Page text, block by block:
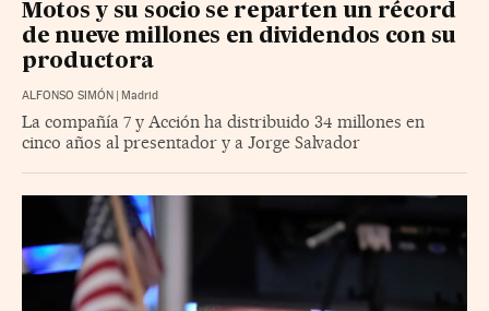
Motos y su socio se reparten un récord
de nueve millones en dividendos con su
productora
ALFONSO SIMÓN | Madrid
La compañía 7 y Acción ha distribuido 34 millones en
cinco años al presentador y a Jorge Salvador